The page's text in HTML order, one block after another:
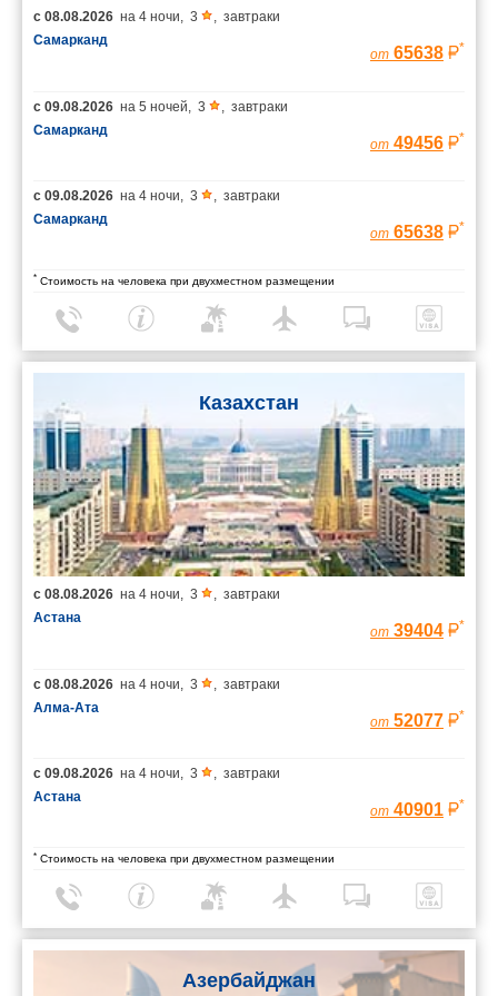
с 08.08.2026 на 4 ночи, 3 , завтраки
Самарканд
от 65638 *
с 09.08.2026 на 5 ночей, 3 , завтраки
Самарканд
от 49456 *
с 09.08.2026 на 4 ночи, 3 , завтраки
Самарканд
от 65638 *
* Стоимость на человека при двухместном размещении
Казахстан
с 08.08.2026 на 4 ночи, 3 , завтраки
Астана
от 39404 *
с 08.08.2026 на 4 ночи, 3 , завтраки
Алма-Ата
от 52077 *
с 09.08.2026 на 4 ночи, 3 , завтраки
Астана
от 40901 *
* Стоимость на человека при двухместном размещении
Азербайджан